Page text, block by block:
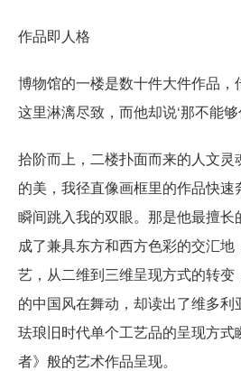
作品即人格
博物馆的一楼是数十件大件作品，
这里淋漓尽致，而他却说‘那不能够
拾阶而上，二楼扑面而来的人文灵
的美，我径直像画框里的作品快速
瞬间跳入我的双眼。那是他最擅
成了兼具东方和西方色彩的交汇
艺，从二维到三维呈现方式的转变
的中国风在舞动，却读出了维多
珐琅旧时代单个工艺品的呈现方
者》般的艺术作品呈现。